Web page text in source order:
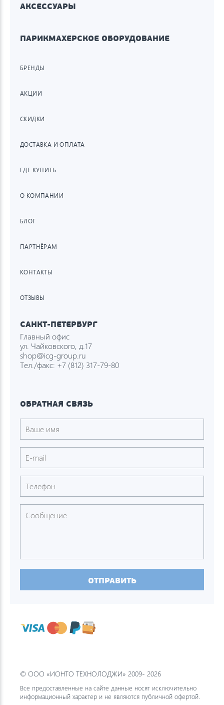
АКСЕССУАРЫ
ПАРИКМАХЕРСКОЕ ОБОРУДОВАНИЕ
БРЕНДЫ
АКЦИИ
СКИДКИ
ДОСТАВКА И ОПЛАТА
ГДЕ КУПИТЬ
О КОМПАНИИ
БЛОГ
ПАРТНЁРАМ
КОНТАКТЫ
ОТЗЫВЫ
САНКТ-ПЕТЕРБУРГ
Главный офис
ул. Чайковского, д.17
shop@icg-group.ru
Тел./факс: +7 (812) 317-79-80
ОБРАТНАЯ СВЯЗЬ
ОТПРАВИТЬ
© ООО «ИОНТО ТЕХНОЛОДЖИ» 2009- 2026
Все предоставленные на сайте данные носят исключительно
информационный характер и не являются публичной офертой.